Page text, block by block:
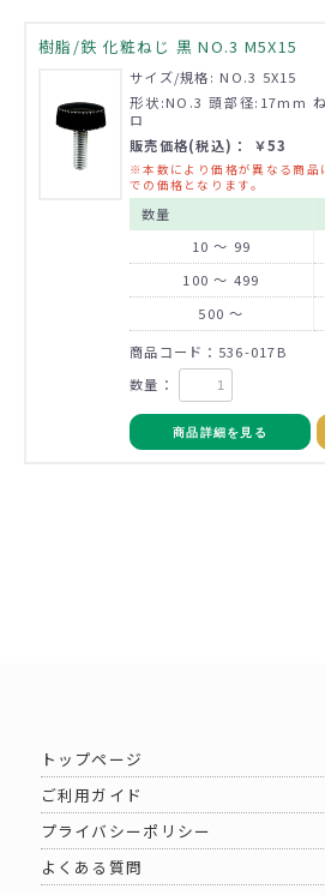
樹脂/鉄 化粧ねじ 黒 NO.3 M5X15
サイズ/規格: NO.3 5X15
形状:NO.3 頭部径:17mm
ロ
販売価格(税込)： ￥53
※本数により価格が異なる商品
での価格となります。
数量
10 ～ 99
100 ～ 499
500 ～
商品コード：536-017B
数量：
商品詳細を見る
トップページ
ご利用ガイド
プライバシーポリシー
よくある質問